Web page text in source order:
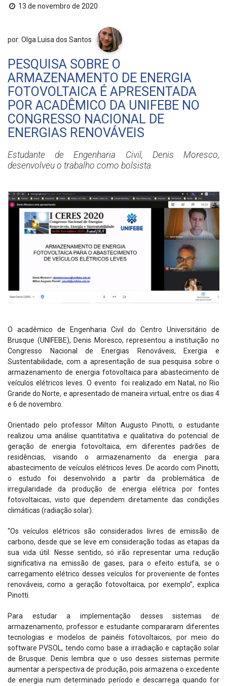
13 de novembro de 2020
por: Olga Luisa dos Santos
PESQUISA SOBRE O
ARMAZENAMENTO DE ENERGIA
FOTOVOLTAICA É APRESENTADA
POR ACADÊMICO DA UNIFEBE NO
CONGRESSO NACIONAL DE
ENERGIAS RENOVÁVEIS
Estudante de Engenharia Civil, Denis Moresco,
desenvolveu o trabalho como bolsista.
O acadêmico de Engenharia Civil do Centro Universitário de
Brusque (UNIFEBE), Denis Moresco, representou a instituição no
Congresso Nacional de Energias Renováveis, Exergia e
Sustentabilidade, com a apresentação de sua pesquisa sobre o
armazenamento de energia fotovoltaica para abastecimento de
veículos elétricos leves. O evento foi realizado em Natal, no Rio
Grande do Norte, e apresentado de maneira virtual, entre os dias 4
e 6 de novembro.
Orientado pelo professor Milton Augusto Pinotti, o estudante
realizou uma análise quantitativa e qualitativa do potencial de
geração de energia fotovoltaica, em diferentes padrões de
residências, visando o armazenamento da energia para
abastecimento de veículos elétricos leves. De acordo com Pinotti,
o estudo foi desenvolvido a partir da problemática de
irregularidade da produção de energia elétrica por fontes
fotovoltaicas, visto que dependem diretamente das condições
climáticas (radiação solar).
“Os veículos elétricos são considerados livres de emissão de
carbono, desde que se leve em consideração todas as etapas da
sua vida útil. Nesse sentido, só irão representar uma redução
significativa na emissão de gases, para o efeito estufa, se o
carregamento elétrico desses veículos for proveniente de fontes
renováveis, como a geração fotovoltaica, por exemplo”, explica
Pinotti.
Para estudar a implementação desses sistemas de
armazenamento, professor e estudante compararam diferentes
tecnologias e modelos de painéis fotovoltaicos, por meio do
software PVSOL, tendo como base a irradiação e captação solar
de Brusque. Denis lembra que o uso desses sistemas permite
aumentar a perspectiva de produção, pois armazena o excedente
de energia num determinado período e descarrega quando for